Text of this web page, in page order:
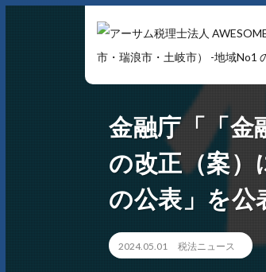
アーサム税理士法人 AWESOME（多
市・土岐市） -地域No1 の税理士法
会計・税務はもちろんのこと、会計
らゆるシーンで お客様のビジネスを
します。 戦略的財務のプロフェッシ
金融庁「「金
の改正（案
の公表」を公
2024.05.01 税法ニュース